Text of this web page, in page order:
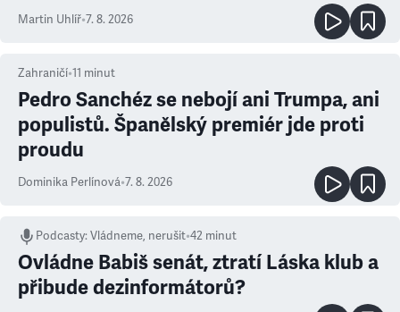
Martin Uhlíř•7. 8. 2026
Zahraničí•11 minut
Pedro Sanchéz se nebojí ani Trumpa, ani
populistů. Španělský premiér jde proti
proudu
Dominika Perlínová•7. 8. 2026
Podcasty:Vládneme, nerušit•42 minut
Ovládne Babiš senát, ztratí Láska klub a
přibude dezinformátorů?